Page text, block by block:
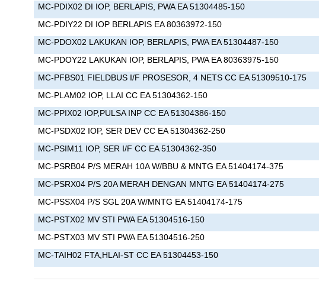
MC-PDIX02 DI IOP, BERLAPIS, PWA EA 51304485-150
MC-PDIY22 DI IOP BERLAPIS EA 80363972-150
MC-PDOX02 LAKUKAN IOP, BERLAPIS, PWA EA 51304487-150
MC-PDOY22 LAKUKAN IOP, BERLAPIS, PWA EA 80363975-150
MC-PFBS01 FIELDBUS I/F PROSESOR, 4 NETS CC EA 51309510-175
MC-PLAM02 IOP, LLAI CC EA 51304362-150
MC-PPIX02 IOP,PULSA INP CC EA 51304386-150
MC-PSDX02 IOP, SER DEV CC EA 51304362-250
MC-PSIM11 IOP, SER I/F CC EA 51304362-350
MC-PSRB04 P/S MERAH 10A W/BBU & MNTG EA 51404174-375
MC-PSRX04 P/S 20A MERAH DENGAN MNTG EA 51404174-275
MC-PSSX04 P/S SGL 20A W/MNTG EA 51404174-175
MC-PSTX02 MV STI PWA EA 51304516-150
MC-PSTX03 MV STI PWA EA 51304516-250
MC-TAIH02 FTA,HLAI-ST CC EA 51304453-150